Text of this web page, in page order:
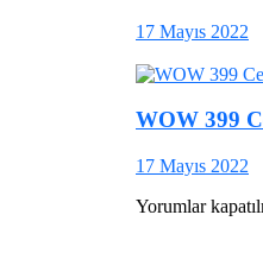
17 Mayıs 2022
WOW 399
17 Mayıs 2022
Yorumlar